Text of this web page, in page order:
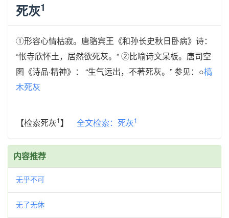
死灰1
①形容心情枯寂。唐骆宾王《和孙长史秋日卧病》诗：
“怅寺欣怀土，居然欲死灰。” ②比喻诗文呆板。唐司空
图《诗品·精神》： “生气远出，不著死灰。” 参见：○槁
木死灰
【检索死灰1】 全文检索：死灰1
内容推荐
无乎不可
无了无休